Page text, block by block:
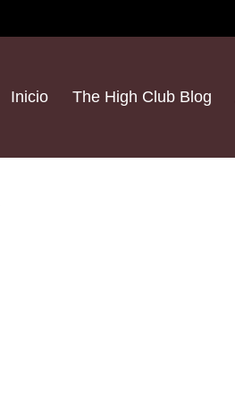
Inicio The High Club Blog